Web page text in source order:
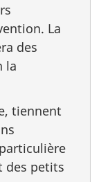
La
des
la
tiennent
des petits